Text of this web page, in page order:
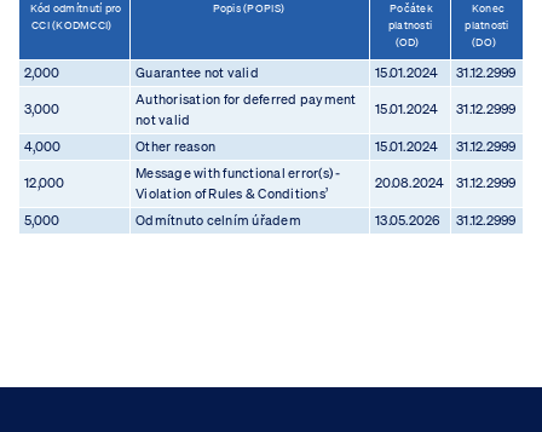
Kód odmítnutí pro
CCI (KODMCCI)
Popis (POPIS)
Počátek
platnosti
(OD)
Konec
platnosti
(DO)
2,000 Guarantee not valid 15.01.2024 31.12.2999
3,000
Authorisation for deferred payment
not valid
15.01.2024 31.12.2999
4,000 Other reason 15.01.2024 31.12.2999
12,000
Message with functional error(s) -
Violation of Rules & Conditions’
20.08.2024 31.12.2999
5,000 Odmítnuto celním úřadem 13.05.2026 31.12.2999